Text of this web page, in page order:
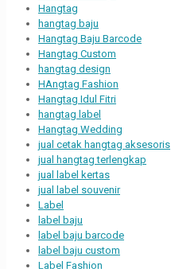
Hangtag
hangtag baju
Hangtag Baju Barcode
Hangtag Custom
hangtag design
HAngtag Fashion
Hangtag Idul Fitri
hangtag label
Hangtag Wedding
jual cetak hangtag aksesoris
jual hangtag terlengkap
jual label kertas
jual label souvenir
Label
label baju
label baju barcode
label baju custom
Label Fashion